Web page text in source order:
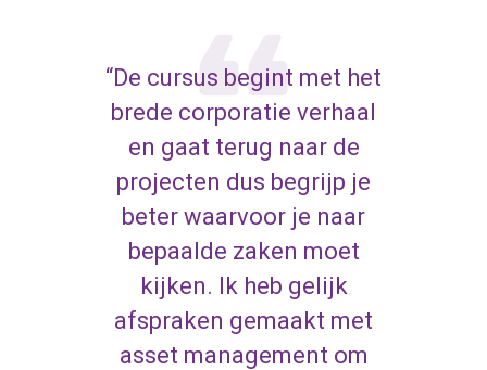
“De cursus begint met het
brede corporatie verhaal
en gaat terug naar de
projecten dus begrijp je
beter waarvoor je naar
bepaalde zaken moet
kijken. Ik heb gelijk
afspraken gemaakt met
asset management om